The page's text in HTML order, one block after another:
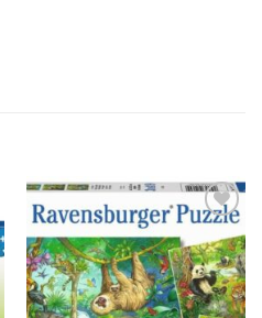
Wunschliste